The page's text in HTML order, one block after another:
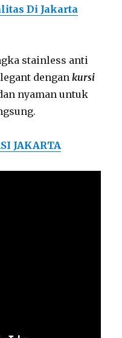
Di Jakarta
stainless anti
dengankursi
nyaman untuk
JAKARTA